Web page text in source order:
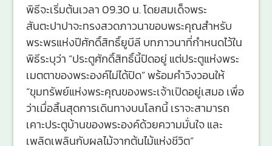
พิธีจะเริ่มต้นเวลา 09.30 น. โดยสมเด็จพระ
สันตะปาปาจะทรงสวดภาวนาขอบพระคุณสำหรับ
พระพรแห่งปีศักดิ์สิทธิ์ยูบีลี บทภาวนาที่กำหนดไว้ใน
พิธีระบุว่า “ประตูศักดิ์สิทธิ์นี้ปิดอยู่ แต่ประตูแห่งพระ
เมตตาของพระองค์ไม่ได้ปิด” พร้อมคำวิงวอนให้
“ขุมทรัพย์แห่งพระคุณของพระเจ้าเปิดอยู่เสมอ เพื่อ
ว่าเมื่อสิ้นสุดการเดินทางบนโลกนี้ เราจะสามารถ
เคาะประตูบ้านของพระองค์ด้วยความมั่นใจ และ
เพลิดเพลินกับผลไม้จากต้นไม้แห่งชีวิต”